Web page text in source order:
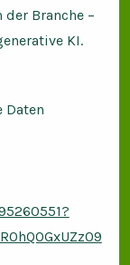
Branche –
KI.
Daten